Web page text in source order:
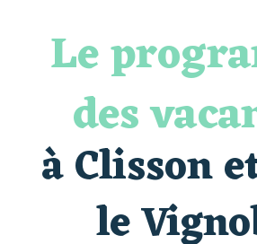
AU ZOO DE LA BOISSIÈRE
AU MOULIN DU LIVEAU
TOUT L'AGENDA DES
FAQ
Le
des
à Clisson
le